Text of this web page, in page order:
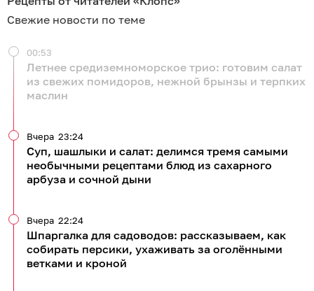
Свежие новости по теме
Летнее средиземноморское трио: готовим салат
из свежих помидоров, нежной брынзы и терпких
маслин
00:53
Суп, шашлыки и салат: делимся тремя самыми
необычными рецептами блюд из сахарного
арбуза и сочной дыни
Вчера 23:24
Шпаргалка для садоводов: рассказываем, как
собирать персики, ухаживать за оголёнными
ветками и кроной
Вчера 22:24